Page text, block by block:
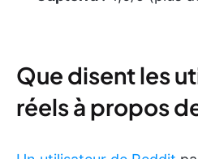
Que disent les
réels à propos